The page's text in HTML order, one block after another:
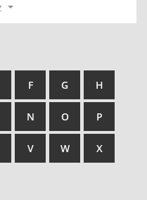
F G H
N O P
V W X